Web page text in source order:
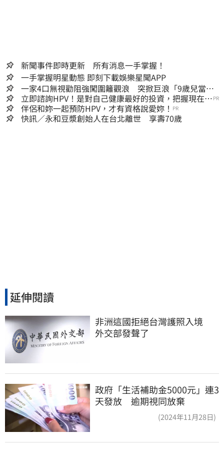
新聞事件即時更新 所有消息一手掌握！
一手掌握明星動態 即刻下載娛樂星聞APP
一家4口無視勸阻強闖圍籬觀浪 突掀巨浪「9歲兒當場
遭捲入海」
立即諮詢HPV！是對自己健康最好的投資，把握現在不
嫌晚！
PR
伴侶和妳一起預防HPV，才有資格說愛妳！ PR
快訊／永和豆漿創始人在台北離世 享壽70歲
延伸閱讀
非洲這國拒絕台灣護照入境
外交部發聲了
政府「生活補助金5000元」連3
天發放 逾期視同放棄
(2024年11月28日)